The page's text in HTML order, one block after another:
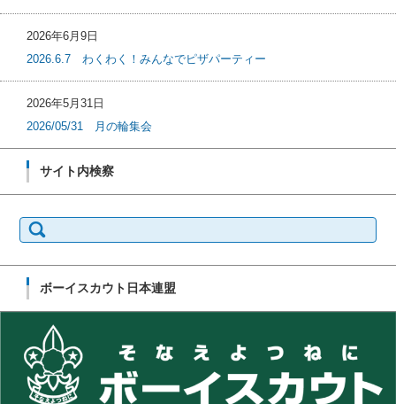
2026年6月9日
2026.6.7 わくわく！みんなでピザパーティー
2026年5月31日
2026/05/31 月の輪集会
サイト内検察
索:
ボーイスカウト日本連盟